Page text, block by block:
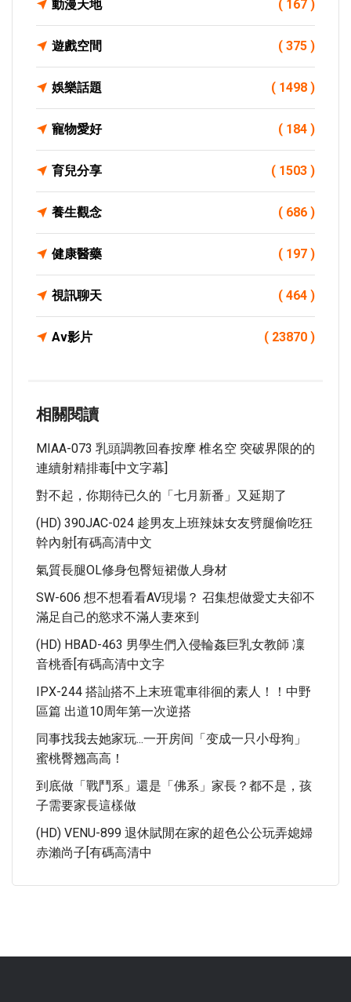
動漫天地 ( 167 )
遊戲空間 ( 375 )
娛樂話題 ( 1498 )
寵物愛好 ( 184 )
育兒分享 ( 1503 )
養生觀念 ( 686 )
健康醫藥 ( 197 )
視訊聊天 ( 464 )
Av影片 ( 23870 )
相關閱讀
MIAA-073 乳頭調教回春按摩 椎名空 突破界限的的
連續射精排毒[中文字幕]
對不起，你期待已久的「七月新番」又延期了
(HD) 390JAC-024 趁男友上班辣妹女友劈腿偷吃狂
幹內射[有碼高清中文
氣質長腿OL修身包臀短裙傲人身材
SW-606 想不想看看AV現場？ 召集想做愛丈夫卻不
滿足自己的慾求不滿人妻來到
(HD) HBAD-463 男學生們入侵輪姦巨乳女教師 凜
音桃香[有碼高清中文字
IPX-244 搭訕搭不上末班電車徘徊的素人！！中野
區篇 出道10周年第一次逆搭
同事找我去她家玩...一开房间「变成一只小母狗」
蜜桃臀翘高高！
到底做「戰鬥系」還是「佛系」家長？都不是，孩
子需要家長這樣做
(HD) VENU-899 退休賦閒在家的超色公公玩弄媳婦
赤瀨尚子[有碼高清中